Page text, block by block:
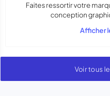
Faites ressortir votre
conception
Afficher
Voir tous